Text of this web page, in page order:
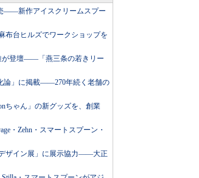
――新作アイスクリームスプー
布台ヒルズでワークショップを
が登壇――「燕三条の若きリー
論」に掲載――270年続く老舗の
ちゃん」の新グッズを、創業
・Zehn・スマートスプーン・
ザイン展」に展示協力――大正